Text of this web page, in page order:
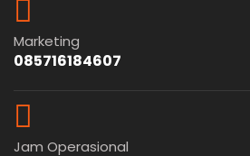
Marketing
085716184607
Jam Operasional